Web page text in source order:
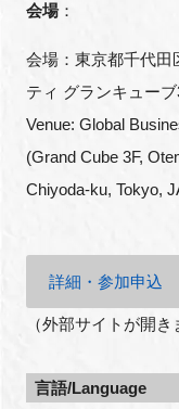
会場：
会場： 東京都千代田
ティ グランキュー
Venue: Global
(Grand Cube 3F,
Chiyoda-ku, Tokyo,
詳細・参加申込
（外部サイトが開き
言語/Language